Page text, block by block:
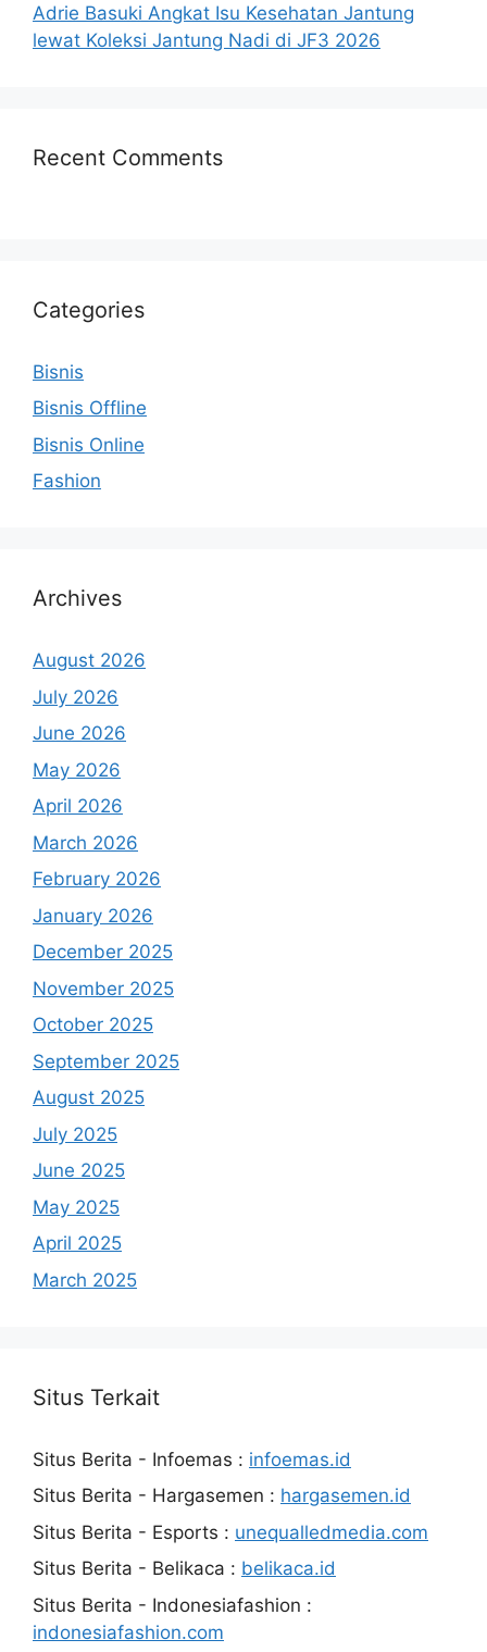
Adrie Basuki Angkat Isu Kesehatan Jantung
lewat Koleksi Jantung Nadi di JF3 2026
Recent Comments
Categories
Bisnis
Bisnis Offline
Bisnis Online
Fashion
Archives
August 2026
July 2026
June 2026
May 2026
April 2026
March 2026
February 2026
January 2026
December 2025
November 2025
October 2025
September 2025
August 2025
July 2025
June 2025
May 2025
April 2025
March 2025
Situs Terkait
Situs Berita - Infoemas : infoemas.id
Situs Berita - Hargasemen : hargasemen.id
Situs Berita - Esports : unequalledmedia.com
Situs Berita - Belikaca : belikaca.id
Situs Berita - Indonesiafashion :
indonesiafashion.com